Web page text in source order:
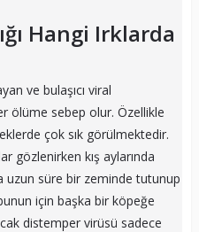
Hangi Irklarda
ve bulaşıcı viral
ölüme sebep olur. Özellikle
çok sık görülmektedir.
gözlenirken kış aylarında
uzun süre bir zeminde tutunup
için başka bir köpeğe
distemper virüsü sadece